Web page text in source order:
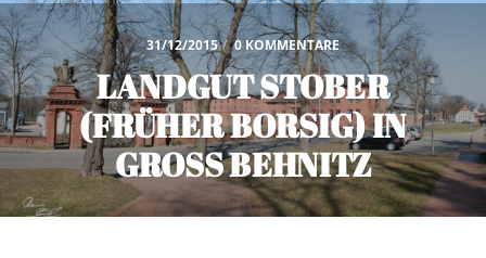
31/12/2015 / 0 KOMMENTARE
LANDGUT STOBER
(FRÜHER BORSIG) IN
GROSS BEHNITZ